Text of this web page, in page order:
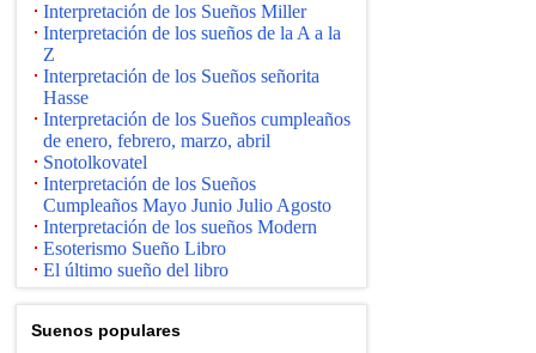
Interpretación de los Sueños Miller
Interpretación de los sueños de la A a la
Z
Interpretación de los Sueños señorita
Hasse
Interpretación de los Sueños cumpleaños
de enero, febrero, marzo, abril
Snotolkovatel
Interpretación de los Sueños
Cumpleaños Mayo Junio ​​Julio Agosto
Interpretación de los sueños Modern
Esoterismo Sueño Libro
El último sueño del libro
Suenos populares